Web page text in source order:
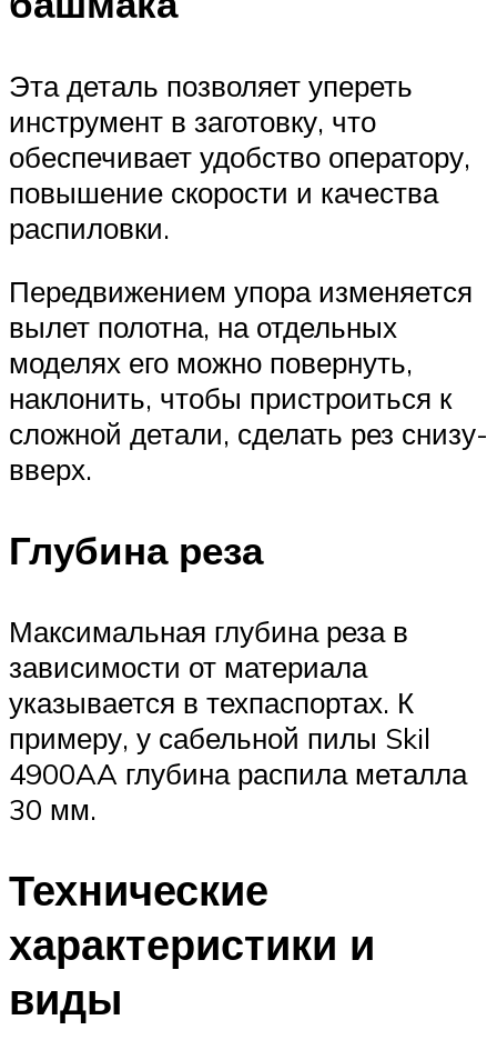
Эта деталь позволяет упереть
инструмент в заготовку, что
обеспечивает удобство оператору,
повышение скорости и качества
распиловки.
Передвижением упора изменяется
вылет полотна, на отдельных
моделях его можно повернуть,
наклонить, чтобы пристроиться к
сложной детали, сделать рез снизу-
вверх.
Глубина реза
Максимальная глубина реза в
зависимости от материала
указывается в техпаспортах. К
примеру, у сабельной пилы Skil
4900AA глубина распила металла
30 мм.
Технические
характеристики и
виды